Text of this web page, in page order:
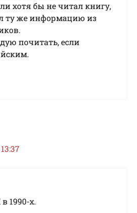
хотя бы не читал книгу,
ту же информацию из
почитать, если
1990-x.